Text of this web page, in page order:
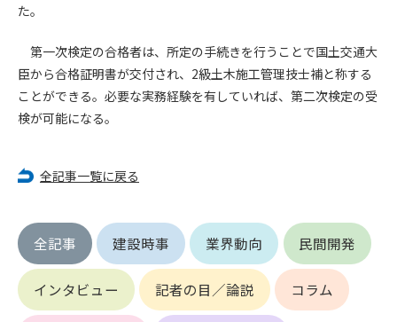
た。
第一次検定の合格者は、所定の手続きを行うことで国土交通大
臣から合格証明書が交付され、2級土木施工管理技士補と称する
ことができる。必要な実務経験を有していれば、第二次検定の受
検が可能になる。
全記事一覧に戻る
全記事 建設時事 業界動向 民間開発
インタビュー 記者の目／論説 コラム
第5条（IDおよびパスワードの管理）
1. 会員は申込の際に管理者が発行したIDおよびパスワードの使
用および管理について責任を負うものとします。
2. 会員は、自己のIDおよびパスワードを、貸与、譲渡、売買、
ん。
を負うものとし、管理者は一切責任を負いません。
第6条（会員の禁止事項）
1. 会員は建設資料館WEB上で以下の行為をしないものとしま
す。